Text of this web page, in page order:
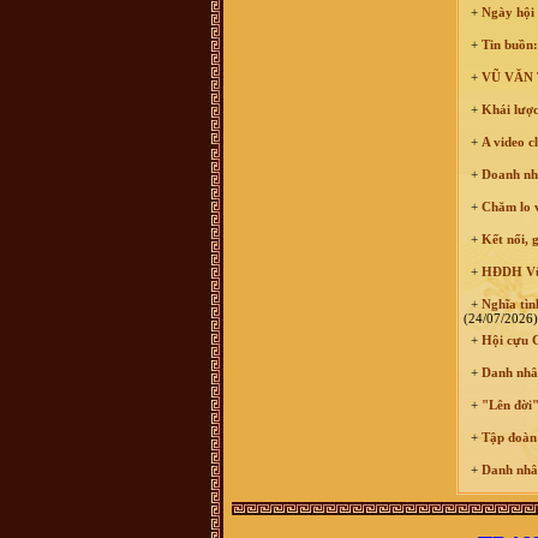
Vũ Minh Tuân :Sáng nay có người
+ Ngày hội
+ Tin
+ VŨ VĂN
+ Khái
+ A video
+ Doanh
+ Chăm lo
+ Kết nối,
+ HĐDH
+ Nghĩa
(24/07/2026)
+ Hội cựu
+ Danh
+ "Lên
+ Tập
+ Danh